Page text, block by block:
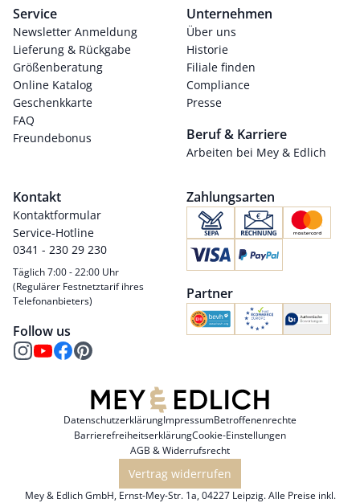
Service
Newsletter Anmeldung
Lieferung & Rückgabe
Größenberatung
Online Katalog
Geschenkkarte
FAQ
Freundebonus
Unternehmen
Über uns
Historie
Filiale finden
Compliance
Presse
Beruf & Karriere
Arbeiten bei Mey & Edlich
Kontakt
Kontaktformular
Service-Hotline
0341 - 230 29 230
Täglich 7:00 - 22:00 Uhr
(Regulärer Festnetztarif ihres
Telefonanbieters)
Follow us
Zahlungsarten
Partner
DatenschutzerklärungImpressumBetroffenenrechte
BarrierefreiheitserklärungCookie-Einstellungen
AGB & Widerrufsrecht
Vertrag widerrufen
Mey & Edlich GmbH, Ernst-Mey-Str. 1a, 04227 Leipzig. Alle Preise inkl.